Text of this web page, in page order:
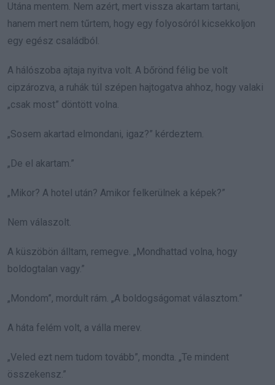
Utána mentem. Nem azért, mert vissza akartam tartani,
hanem mert nem tűrtem, hogy egy folyosóról kicsekkoljon
egy egész családból.
A hálószoba ajtaja nyitva volt. A bőrönd félig be volt
cipzározva, a ruhák túl szépen hajtogatva ahhoz, hogy valaki
„csak most” döntött volna.
„Sosem akartad elmondani, igaz?” kérdeztem.
„De el akartam.”
„Mikor? A hotel után? Amikor felkerülnek a képek?”
Nem válaszolt.
A küszöbön álltam, remegve. „Mondhattad volna, hogy
boldogtalan vagy.”
„Mondom”, mordult rám. „A boldogságomat választom.”
A háta felém volt, a válla merev.
„Veled ezt nem tudom tovább”, mondta. „Te mindent
összekensz.”